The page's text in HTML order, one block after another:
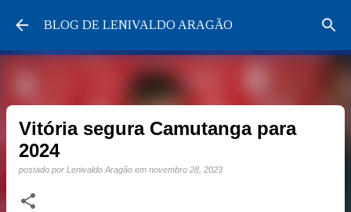
Pular para o conteúdo principal
BLOG DE LENIVALDO ARAGÃO
Vitória segura Camutanga para
2024
postado por Lenivaldo Aragão em novembro 28, 2023